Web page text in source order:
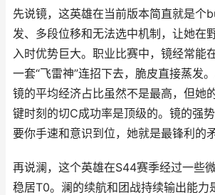
先说镜，这英雄在当前版本简直就是个
发、多段位移和无法选中机制，让她在
入时优势巨大。职业比赛中，镜经常能
一套“飞雷神”连招下去，脆皮直接蒸发
镜的平均经济占比虽然不是最高，但她
键时刻的切C成功率是顶级的。镜的强
要你手速和意识到位，她就是最锋利的矛
再说澜，这个英雄在S44赛季经过一些
稳居T0。澜的续航和团战持续输出能力